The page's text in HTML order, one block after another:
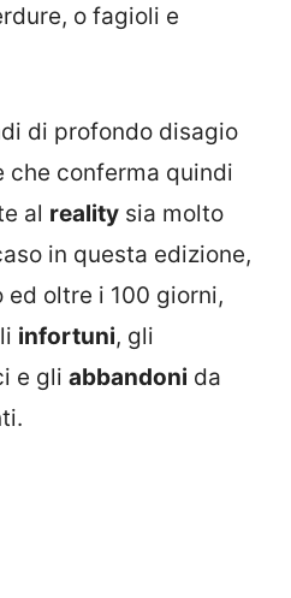
o fagioli e
di profondo disagio
conferma quindi
al reality sia molto
in questa edizione,
oltre i 100 giorni,
infortuni, gli
e gli abbandoni da